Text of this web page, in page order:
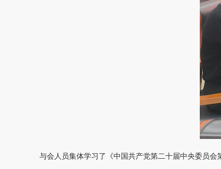
与会人员集体学习了《中国共产党第二十届中央委员